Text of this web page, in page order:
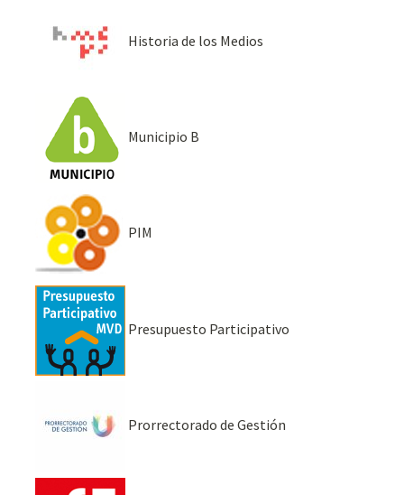
Historia de los Medios
Municipio B
PIM
Presupuesto Participativo
Prorrectorado de Gestión